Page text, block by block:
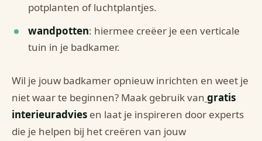
potplanten of luchtplantjes.
wandpotten: hiermee creëer je een verticale
tuin in je badkamer.
Wil je jouw badkamer opnieuw inrichten en weet je
niet waar te beginnen? Maak gebruik van gratis
interieuradvies en laat je inspireren door experts
die je helpen bij het creëren van jouw